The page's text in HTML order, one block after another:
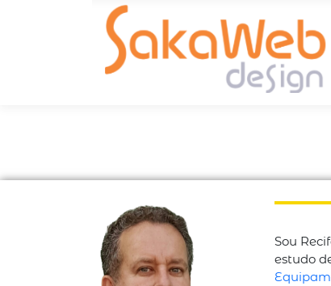
Sou
estudo